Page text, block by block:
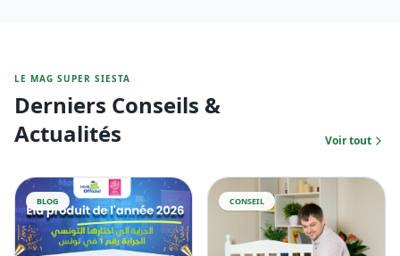
LE MAG SUPER SIESTA
Derniers Conseils &
Actualités
Voir tout
BLOG CONSEIL